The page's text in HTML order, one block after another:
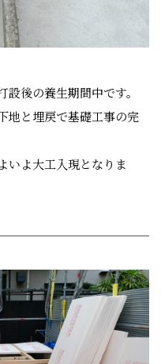
後の養生期間中です。
地と埋戻で基礎工事の完
よ大工入現となりま